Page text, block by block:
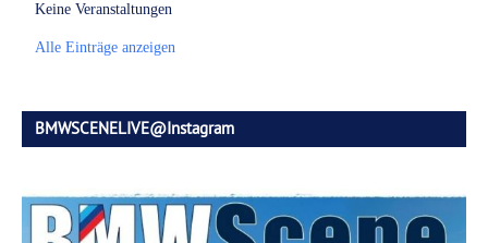
Keine Veranstaltungen
Alle Einträge anzeigen
BMWSCENELIVE@Instagram